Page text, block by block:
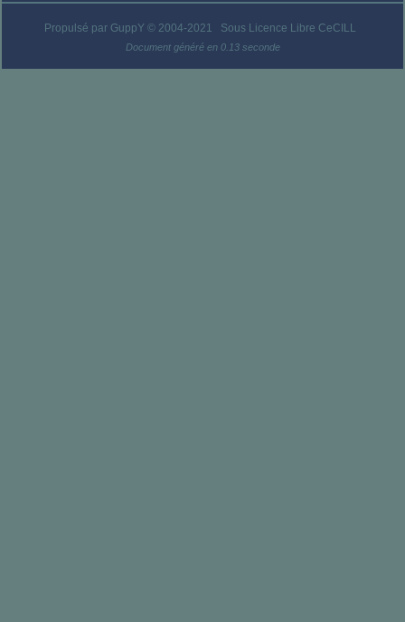
Propulsé par GuppY © 2004-2021 Sous Licence Libre CeCILL
Document généré en 0.13 seconde